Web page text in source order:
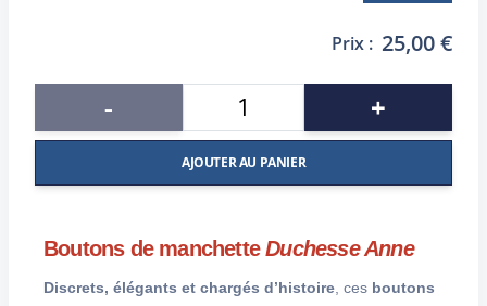
Prix : 25,00 €
- +
AJOUTER AU PANIER
Boutons de manchetteDuchesse Anne
Discrets, élégants et chargés d’histoire , ces boutons